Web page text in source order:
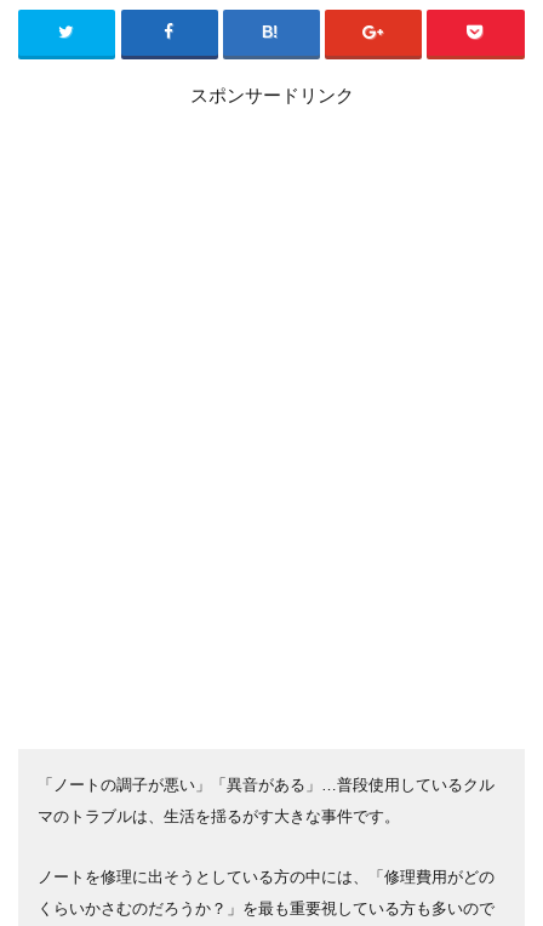
スポンサードリンク
「ノートの調子が悪い」「異音がある」…普段使用しているクル
マのトラブルは、生活を揺るがす大きな事件です。
ノートを修理に出そうとしている方の中には、「修理費用がどの
くらいかさむのだろうか？」を最も重要視している方も多いので